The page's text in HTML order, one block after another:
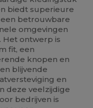
biedt superieure
betrouwbare
omgevingen
Het ontwerp is
fit, een
knopen en
blijvende
en
deze veelzijdige
bedrijven is